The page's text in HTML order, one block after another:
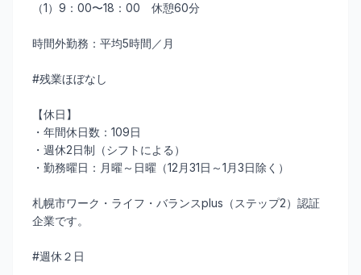
（1）9：00〜18：00 休憩60分
時間外勤務：平均5時間／月
#残業ほぼなし
【休日】
・年間休日数：109日
・週休2日制（シフトによる）
・勤務曜日：月曜～日曜（12月31日～1月3日除く）
札幌市ワーク・ライフ・バランスplus（ステップ2）認証
企業です。
#週休２日